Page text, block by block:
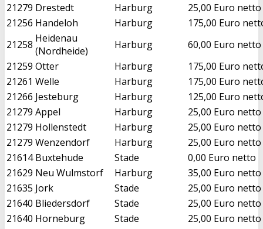
21279 Drestedt Harburg
25,00 Euro netto
21256 Handeloh Harburg
175,00 Euro
21258 Heidenau
(Nordheide)
Harburg
60,00 Euro netto
21259 Otter Harburg
175,00 Euro
21261 Welle Harburg
175,00 Euro
21266 Jesteburg Harburg
125,00 Euro
21279 Appel Harburg
25,00 Euro netto
21279 Hollenstedt Harburg
25,00 Euro netto
21279 Wenzendorf Harburg
25,00 Euro netto
21614 Buxtehude Stade
0,00 Euro netto
21629 Neu Wulmstorf Harburg
35,00 Euro netto
21635 Jork Stade
25,00 Euro netto
21640 Bliedersdorf Stade
25,00 Euro netto
21640 Horneburg Stade
25,00 Euro netto